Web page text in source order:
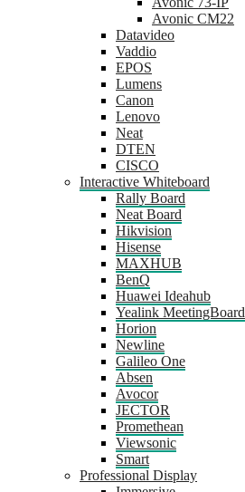
Avonic CM22
Datavideo
Vaddio
EPOS
Lumens
Canon
Lenovo
Neat
DTEN
CISCO
Interactive Whiteboard
Rally Board
Neat Board
Hikvision
Hisense
MAXHUB
BenQ
Huawei Ideahub
Yealink MeetingBoard
Horion
Newline
Galileo One
Absen
Avocor
JECTOR
Promethean
Viewsonic
Smart
Professional Display